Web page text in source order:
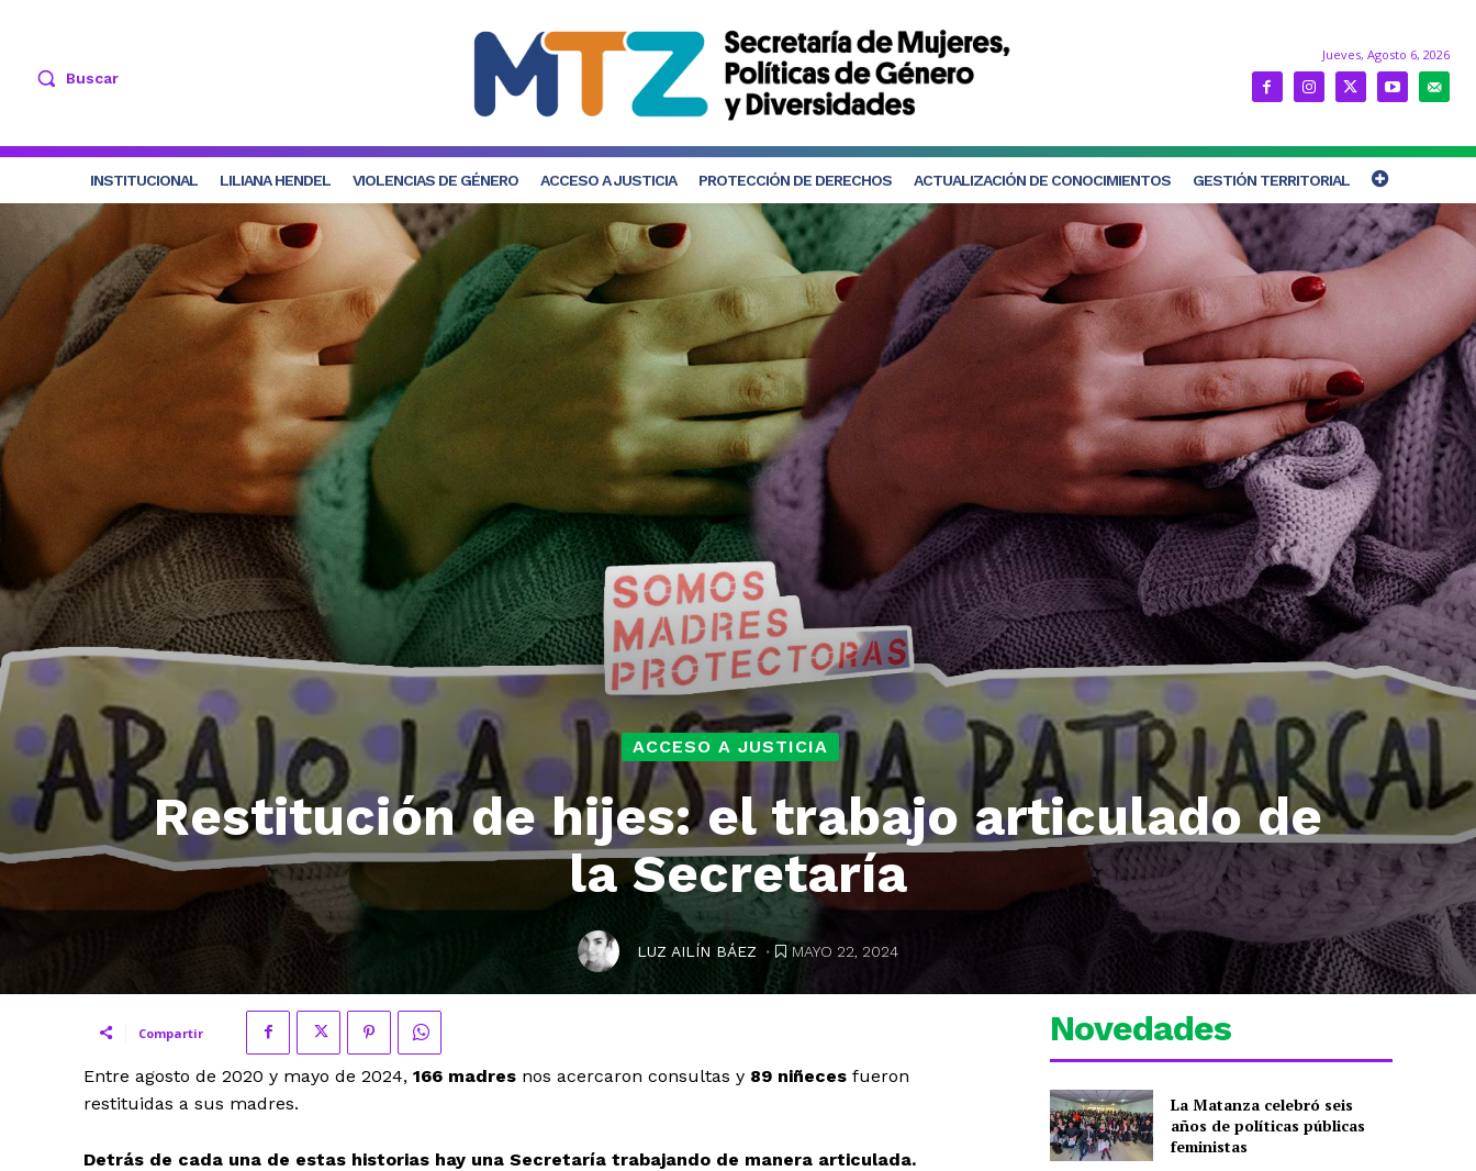
Buscar
Jueves, Agosto 6, 2026
INSTITUCIONAL LILIANA HENDEL VIOLENCIAS DE GÉNERO ACCESO A JUSTICIA PROTECCIÓN DE DERECHOS ACTUALIZACIÓN DE CONOCIMIENTOS GESTIÓN TERRITORIAL
ACCESO A JUSTICIA
Restitución de hijes: el trabajo articulado de
la Secretaría
LUZ AILÍN BÁEZ . MAYO 22, 2024
Compartir
Entre agosto de 2020 y mayo de 2024, 166 madres nos acercaron consultas y 89 niñeces fueron
restituidas a sus madres.
Detrás de cada una de estas historias hay una Secretaría trabajando de manera articulada.
Novedades
La Matanza celebró seis
años de políticas públicas
feministas